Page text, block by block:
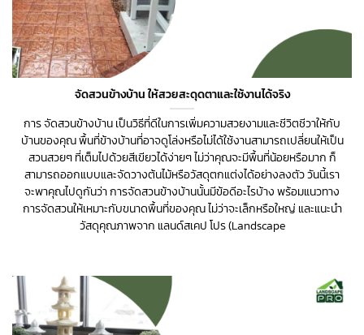
จัดสวนข้างบ้าน ให้สวยสะดุดตาและใช้งานได้จริง
การ จัดสวนข้างบ้าน เป็นวิธีที่ดีในการเพิ่มความสวยงามและชีวิตชีวาให้กับ
บ้านของคุณ พื้นที่ข้างบ้านที่อาจดูโล่งหรือไม่ได้ใช้งานสามารถเปลี่ยนให้เป็น
สวนสวยๆ ที่เต็มไปด้วยสีเขียวได้ง่ายๆ ไม่ว่าคุณจะมีพื้นที่น้อยหรือมาก ก็
สามารถออกแบบและจัดวางต้นไม้หรือวัสดุตกแต่งได้อย่างลงตัว วันนี้เรา
จะพาคุณไปดูกันว่า การจัดสวนข้างบ้านนั้นมีข้อดีอะไรบ้าง พร้อมแนวทาง
การจัดสวนให้เหมาะกับขนาดพื้นที่ของคุณ ไม่ว่าจะเล็กหรือใหญ่ และแนะนำ
วัสดุคุณภาพจาก แลนด์สเคป โปร (Landscape